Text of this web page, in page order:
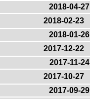
2018-04-27
2018-02-23
2018-01-26
2017-12-22
2017-11-24
2017-10-27
2017-09-29